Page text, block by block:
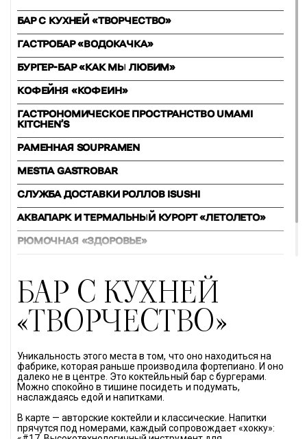
БАР С КУХНЕЙ «ТВОРЧЕСТВО»
ГАСТРОБАР «ВОДОКАЧКА»
БУРГЕР-БАР «КАК МЫ ЛЮБИМ»
КОФЕЙНЯ «КОФЕИН»
ГАСТРОНОМИЧЕСКОЕ ПРОСТРАНСТВО UMAMI
KITCHEN’S
РАМЕННАЯ SOUPRAMEN
MESTIA GASTROBAR
СЛУЖБА ДОСТАВКИ РОЛЛОВ ISUSHI
АКВАПАРК И ТЕРМАЛЬНЫЙ КУРОРТ «ЛЕТОЛЕТО»
РЮМОЧНАЯ «ЗДОРОВЬЕ»
БАР С КУХНЕЙ
«ТВОРЧЕСТВО»
Уникальность этого места в том, что оно находиться на
фабрике, которая раньше производила фортепиано. И оно
далеко не в центре. Это коктейльный бар с бургерами.
Можно спокойно в тишине посидеть и подумать,
наслаждаясь едой и напитками.
В карте — авторские коктейли и классические. Напитки
прячутся под номерами, каждый сопровождает «хокку»: